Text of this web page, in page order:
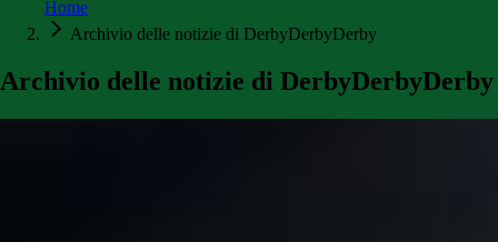
Home
Archivio delle notizie di DerbyDerbyDerby
Archivio delle notizie di DerbyDerbyDerby